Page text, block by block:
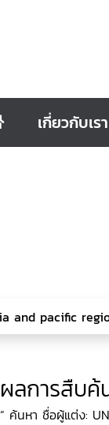
เกี่ยวกับเรา
ผลการสืบค้
“ ค้นหา ชื่อผู้แต่ง: